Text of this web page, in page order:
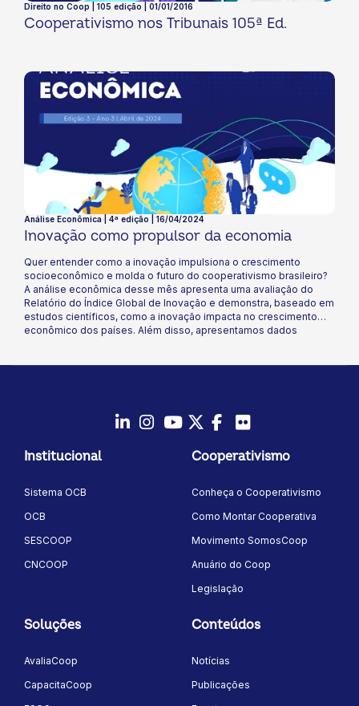
Direito no Coop | 105 edição | 01/01/2016
Cooperativismo nos Tribunais 105ª Ed.
Análise Econômica | 4ª edição | 16/04/2024
Inovação como propulsor da economia
Quer entender como a inovação impulsiona o crescimento
socioeconômico e molda o futuro do cooperativismo brasileiro?
A análise econômica desse mês apresenta uma avaliação do
Relatório do Índice Global de Inovação e demonstra, baseado em
estudos científicos, como a inovação impacta no crescimento
econômico dos países. Além disso, apresentamos dados
Instagram
YoutubeTwitter/X
Facebook
Institucional
Sistema OCB
OCB
SESCOOP
CNCOOP
Cooperativismo
Conheça o Cooperativismo
Como Montar Cooperativa
Movimento SomosCoop
Anuário do Coop
Legislação
Soluções
AvaliaCoop
CapacitaCoop
Conteúdos
Notícias
Publicações